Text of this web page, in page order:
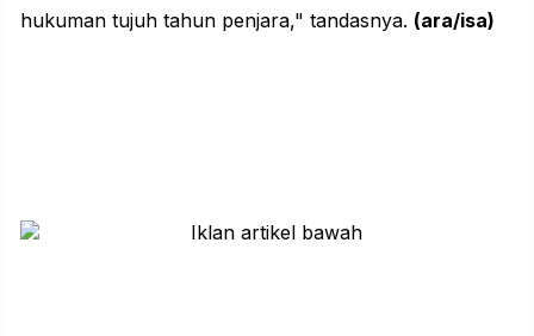
hukuman tujuh tahun penjara," tandasnya. (ara/isa)